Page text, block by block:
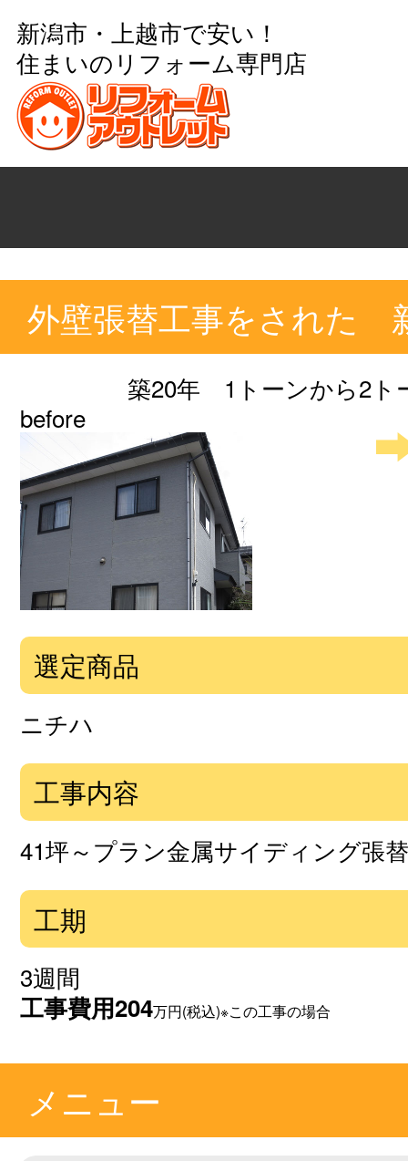
新潟市・上越市で安い！
住まいのリフォーム専門店
外壁張替工事をされた
築20年 1トーンから2ト
before
選定商品
ニチハ
工事内容
41坪～プラン金属サイディング張
工期
3週間
工事費用204万円(税込)※この工事の場合
メニュー